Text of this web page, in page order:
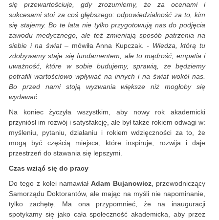
się przewartościuje, gdy zrozumiemy, że za ocenami i
sukcesami stoi za coś głębszego: odpowiedzialność za to, kim
się stajemy. Bo te lata nie tylko przygotowują nas do podjęcia
zawodu medycznego, ale też zmieniają sposób patrzenia na
siebie i na świat– mówiła Anna Kupczak.- Wiedza, którą tu
zdobywamy staje się fundamentem, ale to mądrość, empatia i
uważność, które w sobie budujemy, sprawią, że będziemy
potrafili wartościowo wpływać na innych i na świat wokół nas.
Bo przed nami stoją wyzwania większe niż mogłoby się
wydawać.
Na koniec życzyła wszystkim, aby nowy rok akademicki
przyniósł im rozwój i satysfakcję, ale był także rokiem odwagi w:
myśleniu, pytaniu, działaniu i rokiem wdzięczności za to, że
mogą być częścią miejsca, które inspiruje, rozwija i daje
przestrzeń do stawania się lepszymi.
Czas wziąć się do pracy
Do tego z kolei namawiałAdam Bujanowicz, przewodniczący
Samorządu Doktorantów, ale mając na myśli nie napominanie,
tylko zachętę. Ma ona przypomnieć, że na inauguracji
spotykamy się jako cała społeczność akademicka, aby przez